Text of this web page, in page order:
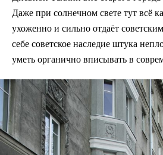
Даже при солнечном свете тут всё
ухоженно и сильно отдаёт
себе советское наследие штука
уметь органично вписывать в